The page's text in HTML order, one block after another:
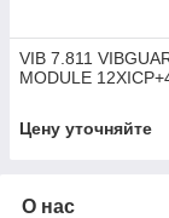
VIB 7.811
MODULE
Цену уточняйте
О нас